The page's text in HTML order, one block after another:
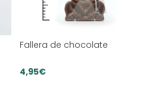
Fallera de chocolate
4,95€